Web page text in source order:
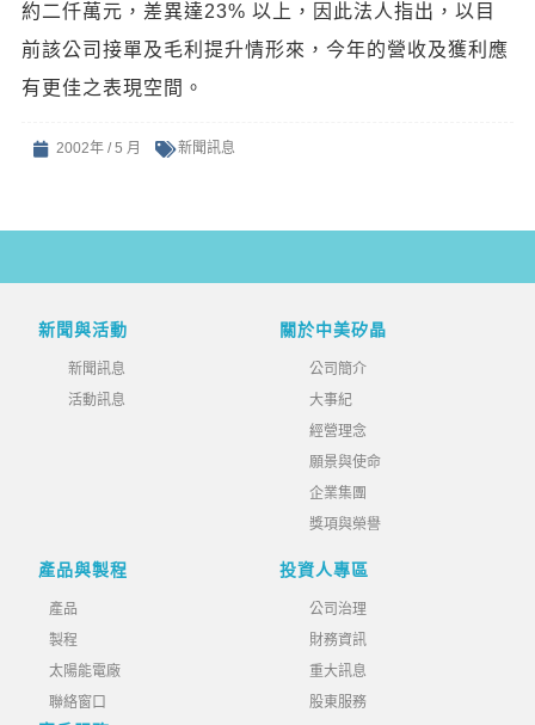
約二仟萬元，差異達23% 以上，因此法人指出，以目
前該公司接單及毛利提升情形來，今年的營收及獲利應
有更佳之表現空間。
2002年 / 5 月 新聞訊息
新聞與活動
新聞訊息
活動訊息
關於中美矽晶
公司簡介
大事紀
經營理念
願景與使命
企業集團
獎項與榮譽
產品與製程
產品
製程
太陽能電廠
聯絡窗口
投資人專區
公司治理
財務資訊
重大訊息
股東服務